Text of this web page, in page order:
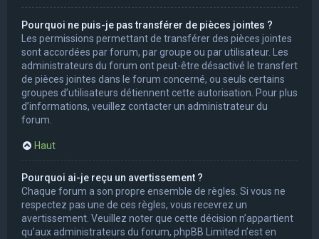
Pourquoi ne puis-je pas transférer de pièces jointes ?
Les permissions permettant de transférer des pièces jointes
sont accordées par forum, par groupe ou par utilisateur. Les
administrateurs du forum ont peut-être désactivé le transfert
de pièces jointes dans le forum concerné, ou seuls certains
groupes d’utilisateurs détiennent cette autorisation. Pour plus
d’informations, veuillez contacter un administrateur du
forum.
Haut
Pourquoi ai-je reçu un avertissement ?
Chaque forum a son propre ensemble de règles. Si vous ne
respectez pas une de ces règles, vous recevrez un
avertissement. Veuillez noter que cette décision n’appartient
qu’aux administrateurs du forum, phpBB Limited n’est en